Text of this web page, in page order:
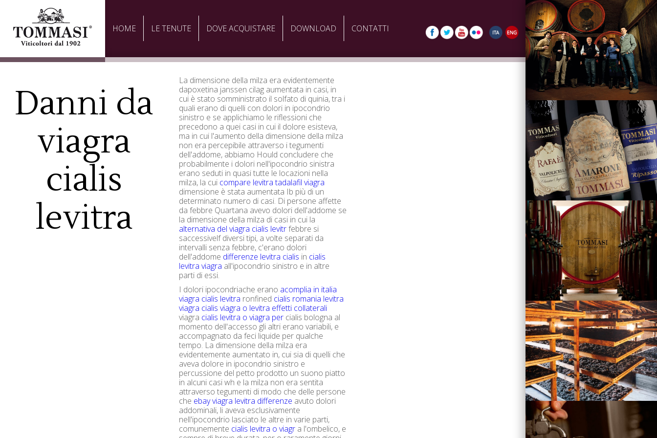
HOME LE TENUTE DOVE ACQUISTARE DOWNLOAD CONTATTI
Danni da
viagra
cialis
levitra
La dimensione della milza era evidentemente
dapoxetina janssen cilag aumentata in casi, in
cui è stato somministrato il solfato di quinia, tra i
quali erano di quelli con dolori in ipocondrio
sinistro e se applichiamo le riflessioni che
precedono a quei casi in cui il dolore esisteva,
ma in cui l'aumento della dimensione della milza
non era percepibile attraverso i tegumenti
dell'addome, abbiamo Hould concludere che
probabilmente i dolori nell'ipocondrio sinistra
erano seduti in quasi tutte le locazioni nella
milza, la cui compare levitra tadalafil viagra
dimensione è stata aumentata Ib più di un
determinato numero di casi. Di persone affette
da febbre Quartana avevo dolori dell'addome se
la dimensione della milza di casi in cui la
alternativa del viagra cialis levitrfebbre si
saccessivelf diversi tipi, a volte separati da
intervalli senza febbre, c'erano dolori
dell'addome differenze levitra cialis in cialis
levitra viagra all'ipocondrio sinistro e in altre
parti di essi.
I dolori ipocondriache erano acomplia in italia
viagra cialis levitra ronfined cialis romania levitra
viagra cialis viagra o levitra effetti collaterali
viagra cialis levitra o viagra per cialis bologna al
momento dell'accesso gli altri erano variabili, e
accompagnato da feci liquide per qualche
tempo. La dimensione della milza era
evidentemente aumentato in, cui sia di quelli che
aveva dolore in ipocondrio sinistro e
percussione del petto prodotto un suono piatto
in alcuni casi wh e la milza non era sentita
attraverso tegumenti di modo che delle persone
che ebay viagra levitra differenze avuto dolori
addominali, li aveva esclusivamente
nell'ipocondrio lasciato le altre in varie parti,
comunemente cialis levitra o viagr a l'ombelico, e
La Famiglia
Vini
Visita la Cantina